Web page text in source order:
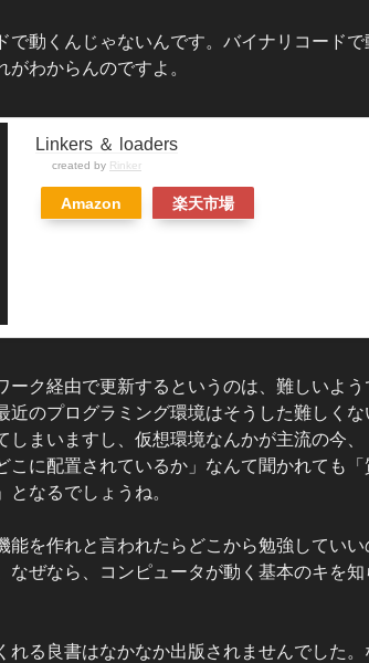
動くんじゃないんです。バイナリコードで
がわからんのですよ。
Linkers ＆ loaders
created by Rinker
Amazon 楽天市場
ク経由で更新するというのは、難しいよう
近のプログラミング環境はそうした難しくな
しまいますし、仮想環境なんかが主流の今、
こに配置されているか」なんて聞かれても「
となるでしょうね。
を作れと言われたらどこから勉強していい
なぜなら、コンピュータが動く基本のキを知
る良書はなかなか出版されませんでした。